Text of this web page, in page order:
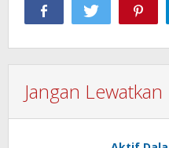
Jangan Lewatkan